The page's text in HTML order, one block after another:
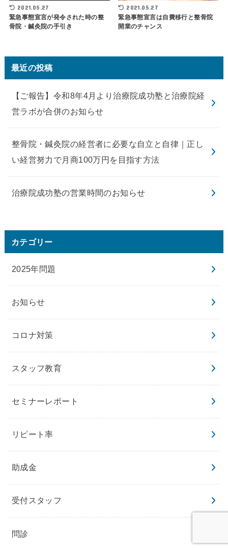
2021.05.27
緊急事態宣言が発令された時の整
骨院・鍼灸院の手引き
2021.05.27
緊急事態宣言は自費移行と整骨院
開業のチャンス
最近の投稿
【ご報告】令和8年4月より治療院成功塾と治療院経
営ラボが合併のお知らせ
整骨院・鍼灸院の経営者に必要な自立と自律｜正し
い経営努力で月商100万円を目指す方法
治療院成功塾の営業時間のお知らせ
カテゴリー
2025年問題
お知らせ
コロナ対策
スタッフ教育
セミナーレポート
リピート率
助成金
受付スタッフ
問診